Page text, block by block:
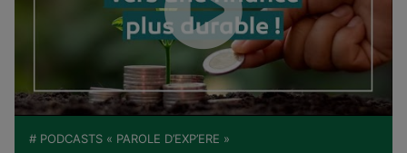
# PODCASTS « PAROLE D’EXP’ERE »